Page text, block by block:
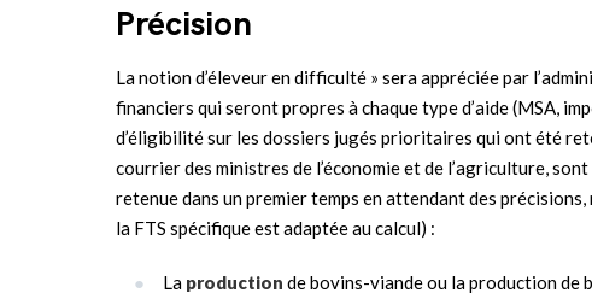
Précision
La notion d’éleveur en difficulté » sera appréciée par
financiers qui seront propres à chaque type d’aide (MSA,
d’éligibilité sur les dossiers jugés prioritaires qui ont été
courrier des ministres de l’économie et de l’agriculture,
retenue dans un premier temps en attendant des
la FTS spécifique est adaptée au calcul) :
La production de bovins-viande ou la production de